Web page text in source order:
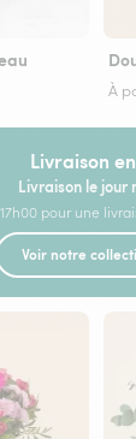
À
Livraison
Livraison le jour
pour une
Voir notre